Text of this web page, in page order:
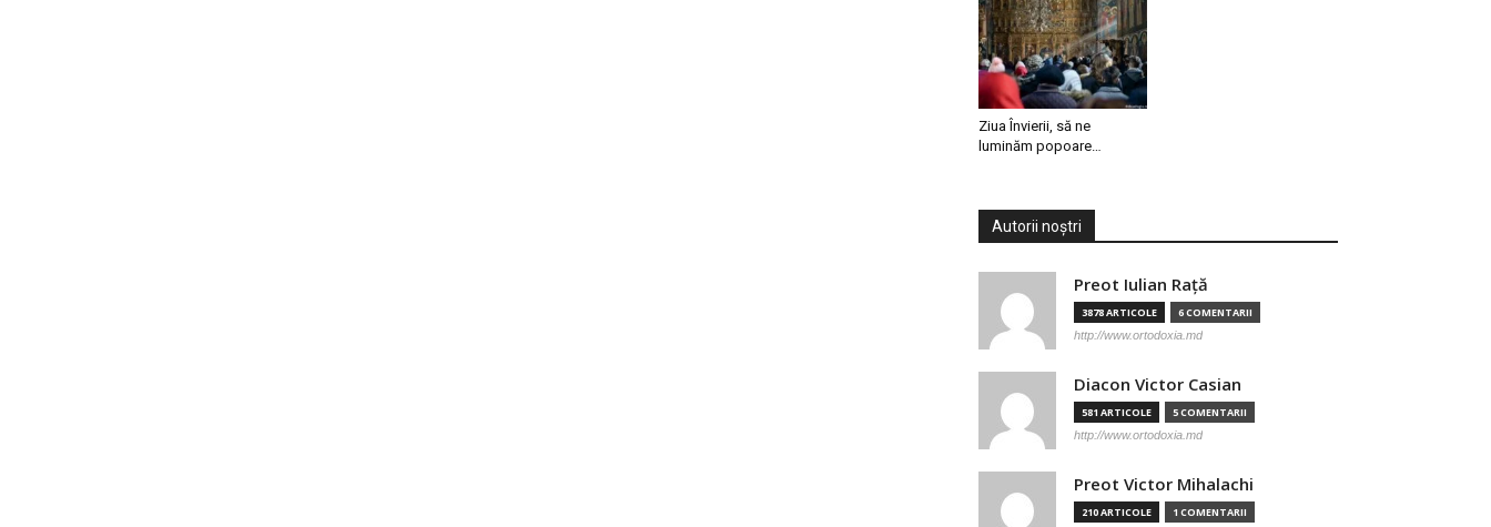
Ziua Învierii, să ne
luminăm popoare…
Autorii noștri
Preot Iulian Raţă
3878 ARTICOLE 6 COMENTARII
http://www.ortodoxia.md
Diacon Victor Casian
581 ARTICOLE 5 COMENTARII
http://www.ortodoxia.md
Preot Victor Mihalachi
210 ARTICOLE 1 COMENTARII